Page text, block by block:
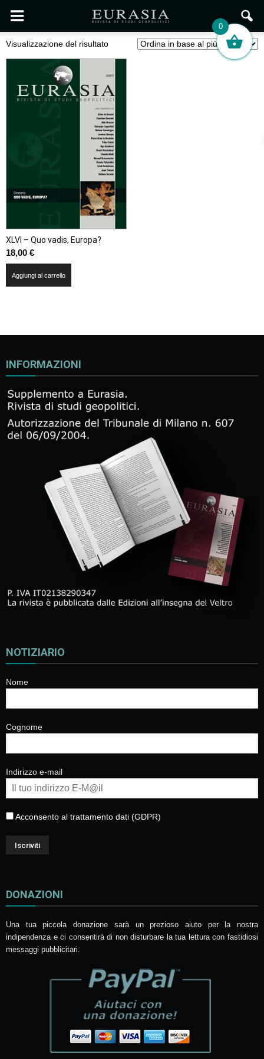
Visualizzazione del risultato
XLVI – Quo vadis, Europa?
18,00 €
Aggiungi al carrello
INFORMAZIONI
NOTIZIARIO
Nome
Cognome
Indirizzo e-mail
Acconsento al trattamento dati (GDPR)
DONAZIONI
Una tua piccola donazione sarà un prezioso aiuto per la nostra
indipendenza e ci consentirà di non disturbare la tua lettura con fastidiosi
messaggi pubblicitari.
0